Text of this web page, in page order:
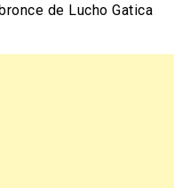
de Lucho Gatica